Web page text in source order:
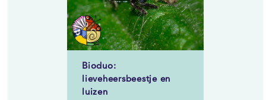
Bioduo:
lieveheersbeestje en
luizen